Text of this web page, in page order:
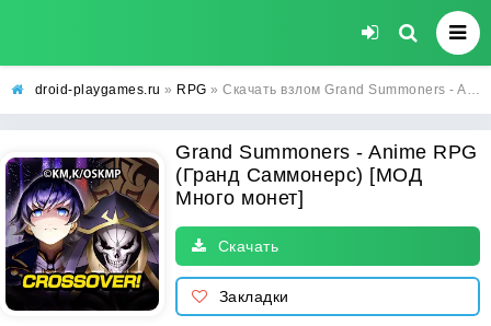
droid-playgames.ru » RPG » Скачать взлом Grand Summoners - Anime RPG (Гранд Саммонерс) [МОД Много монет] - последняя версия apk на Андроид
Grand Summoners - Anime RPG
(Гранд Саммонерс) [МОД
Много монет]
Скачать
Закладки